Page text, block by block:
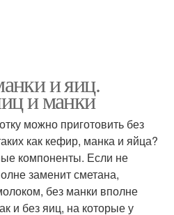
и яиц.
и манки
можно приготовить без
как кефир, манка и яйца?
компоненты. Если не
заменит сметана,
без манки вполне
и без яиц, на которые у